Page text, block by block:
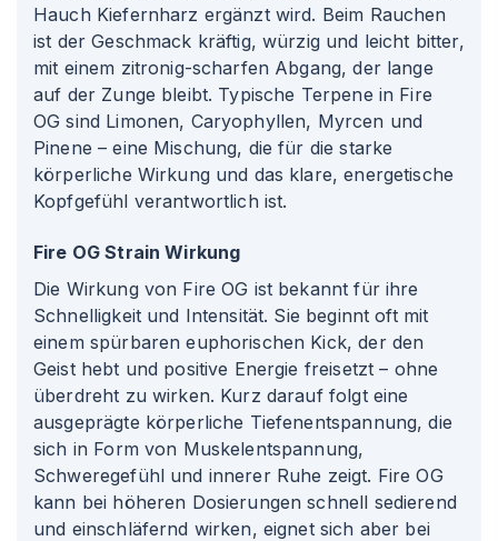
Hauch Kiefernharz ergänzt wird. Beim Rauchen
ist der Geschmack kräftig, würzig und leicht bitter,
mit einem zitronig-scharfen Abgang, der lange
auf der Zunge bleibt. Typische Terpene in Fire
OG sind Limonen, Caryophyllen, Myrcen und
Pinene – eine Mischung, die für die starke
körperliche Wirkung und das klare, energetische
Kopfgefühl verantwortlich ist.
Fire OG Strain Wirkung
Die Wirkung von Fire OG ist bekannt für ihre
Schnelligkeit und Intensität. Sie beginnt oft mit
einem spürbaren euphorischen Kick, der den
Geist hebt und positive Energie freisetzt – ohne
überdreht zu wirken. Kurz darauf folgt eine
ausgeprägte körperliche Tiefenentspannung, die
sich in Form von Muskelentspannung,
Schweregefühl und innerer Ruhe zeigt. Fire OG
kann bei höheren Dosierungen schnell sedierend
und einschläfernd wirken, eignet sich aber bei